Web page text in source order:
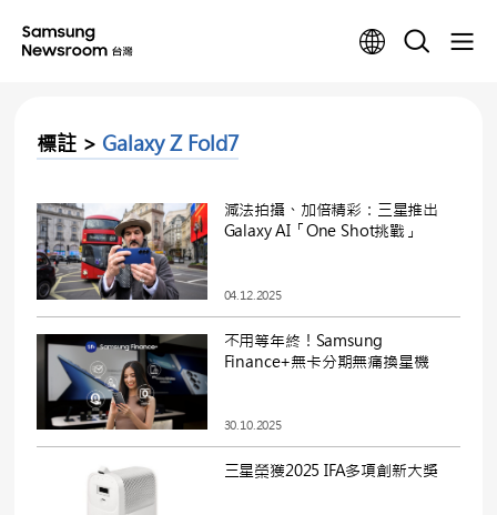
標註 > Galaxy Z Fold7
減法拍攝、加倍精彩：三星推出
Galaxy AI「One Shot挑戰」
04.12.2025
不用等年終！Samsung
Finance+無卡分期無痛換星機
30.10.2025
三星榮獲2025 IFA多項創新大獎